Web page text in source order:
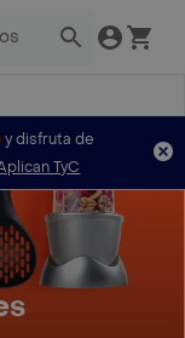
y disfruta de
TyC